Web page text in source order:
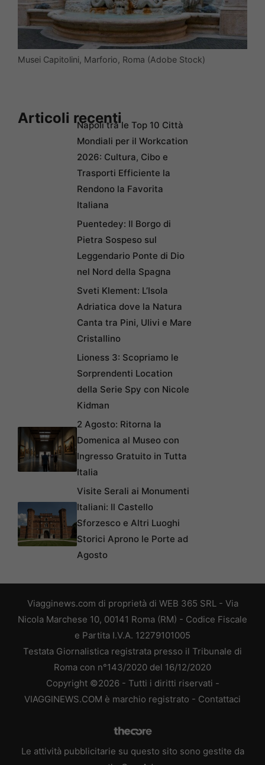
Musei Capitolini, Marforio, Roma (Adobe Stock)
Articoli recentiNapoli tra le Top 10 Città
Mondiali per il Workcation
2026: Cultura, Cibo e
Trasporti Efficiente la
Rendono la Favorita
Italiana
Puentedey: Il Borgo di
Pietra Sospeso sul
Leggendario Ponte di Dio
nel Nord della Spagna
Sveti Klement: L’Isola
Adriatica dove la Natura
Canta tra Pini, Ulivi e Mare
Cristallino
Lioness 3: Scopriamo le
Sorprendenti Location
della Serie Spy con Nicole
Kidman
2 Agosto: Ritorna la
Domenica al Museo con
Ingresso Gratuito in Tutta
Italia
Visite Serali ai Monumenti
Italiani: Il Castello
Sforzesco e Altri Luoghi
Storici Aprono le Porte ad
Agosto
Viagginews.com di proprietà di WEB 365 SRL - Via
Nicola Marchese 10, 00141 Roma (RM) - Codice Fiscale
e Partita I.V.A. 12279101005
Testata Giornalistica registrata presso il Tribunale di
Roma con n°143/2020 del 16/12/2020
Copyright ©2026 - Tutti i diritti riservati -
VIAGGINEWS.COM è marchio registrato - Contattaci
Le attività pubblicitarie su questo sito sono gestite da